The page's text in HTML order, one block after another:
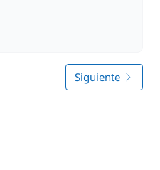
Siguiente